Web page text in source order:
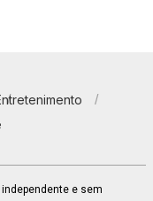
independente e sem